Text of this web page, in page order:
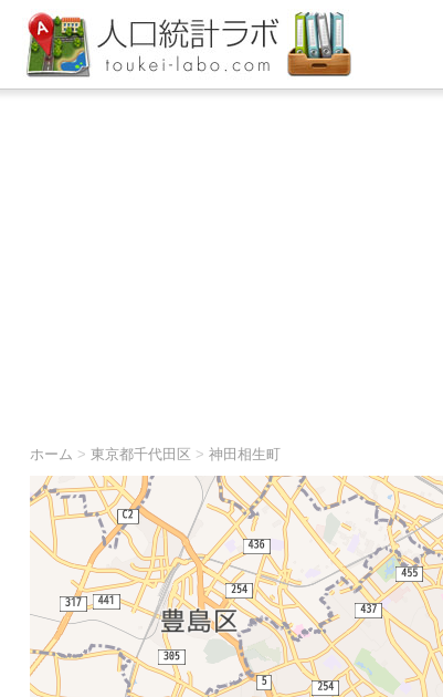
ホーム > 東京都千代田区 > 神田相生町